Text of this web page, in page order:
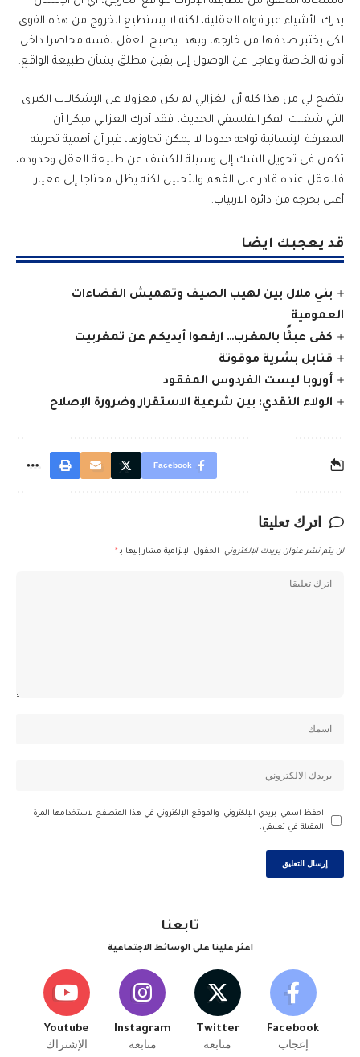
يدرك الأشياء عبر قواه العقلية، لكنه لا يستطيع الخروج من هذه القوى
لكي يختبر صدقها من خارجها وبهذا يصبح العقل نفسه محاصرا داخل
أدواته الخاصة وعاجزا عن الوصول إلى يقين مطلق يشأن طبيعة الواقع.
يتضح لي من هذا كله أن الغزالي لم يكن معزولا عن الإشكالات الكبرى
التي شغلت الفكر الفلسفي الحديث، فقد أدرك الغزالي مبكرا أن
المعرفة الإنسانية تواجه حدودا لا يمكن تجاوزها، غير أن أهمية تجربته
تكمن في تحويل الشك إلى وسيلة للكشف عن طبيعة العقل وحدوده،
فالعقل عنده قادر على الفهم والتحليل لكنه يظل محتاجا إلى معيار
أعلى يخرجه من دائرة الارتياب.
قد يعجبك ايضا
بني ملال بين لهيب الصيف وتهميش الفضاءات
العمومية
كفى عبثًا بالمغرب… ارفعوا أيديكم عن تمغربيت
قنابل بشرية موقوتة
أوروبا ليست الفردوس المفقود
الولاء النقدي: بين شرعية الاستقرار وضرورة الإصلاح
Facebook
اترك تعليقا
لن يتم نشر عنوان بريدك الإلكتروني. الحقول الإلزامية مشار إليها بـ *
احفظ اسمي، بريدي الإلكتروني، والموقع الإلكتروني في هذا المتصفح لاستخدامها المرة
المقبلة في تعليقي.
تابعنا
اعثر علينا على الوسائط الاجتماعية
Facebook
إعجاب
Twitter
متابعة
Instagram
متابعة
Youtube
الإشتراك